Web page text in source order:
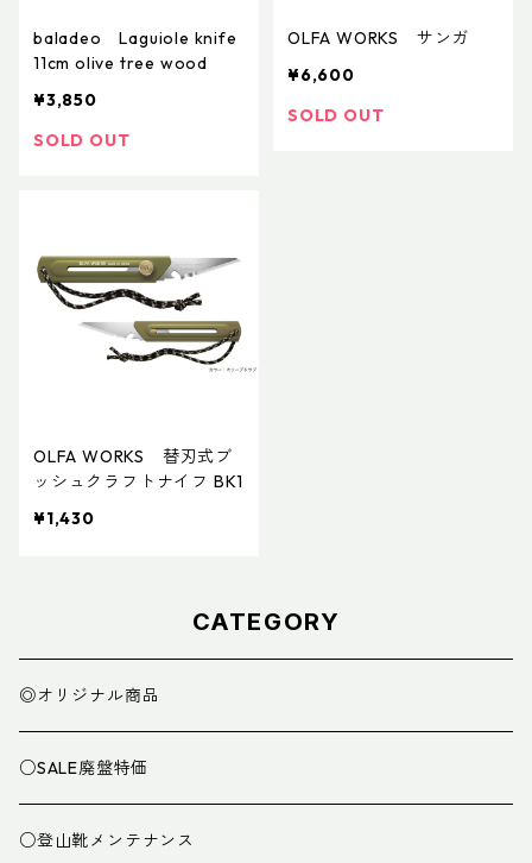
baladeo Laguiole knife
11cm olive tree wood
¥3,850
SOLD OUT
OLFA WORKS サンガ
¥6,600
SOLD OUT
OLFA WORKS 替刃式ブ
ッシュクラフトナイフ BK1
¥1,430
CATEGORY
◎オリジナル商品
○SALE廃盤特価
○登山靴メンテナンス